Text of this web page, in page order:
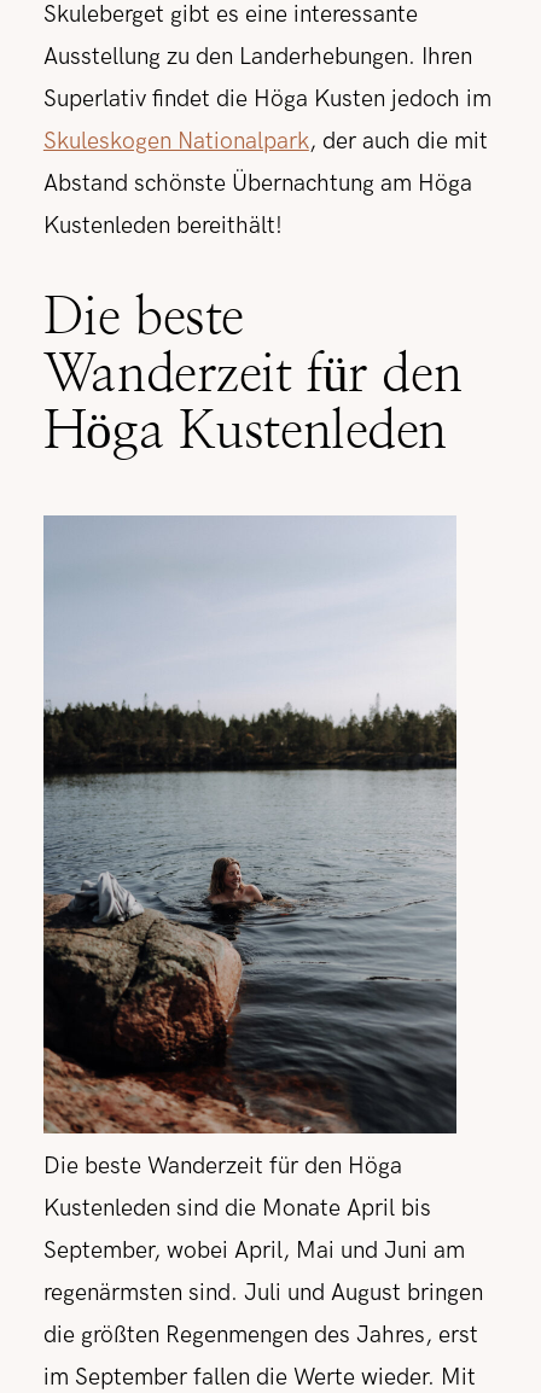
Skuleberget gibt es eine interessante
Ausstellung zu den Landerhebungen. Ihren
Superlativ findet die Höga Kusten jedoch im
Skuleskogen Nationalpark, der auch die mit
Abstand schönste Übernachtung am Höga
Kustenleden bereithält!
Die beste
Wanderzeit für den
Höga Kustenleden
Die beste Wanderzeit für den Höga
Kustenleden sind die Monate April bis
September, wobei April, Mai und Juni am
regenärmsten sind. Juli und August bringen
die größten Regenmengen des Jahres, erst
im September fallen die Werte wieder. Mit